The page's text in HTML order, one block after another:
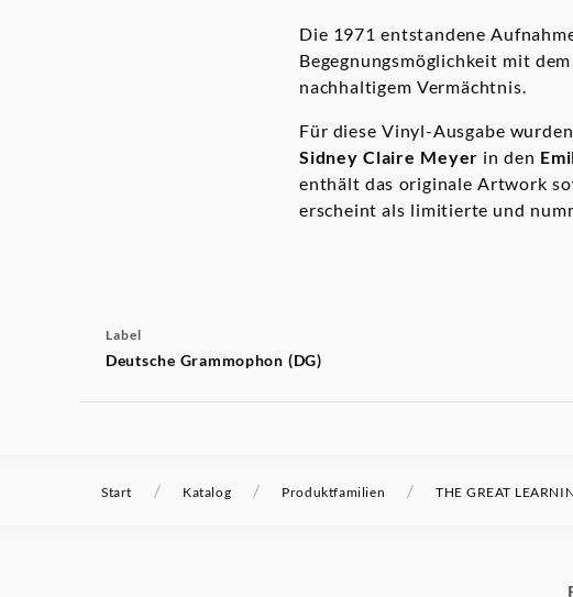
Die 1971 entstandene
Begegnungsmöglichkeit mit
nachhaltigem Vermächtnis.
Für diese Vinyl-Ausgabe
Sidney Claire Meyer in den
enthält das originale Artwork
erscheint als limitierte und
Label
Deutsche Grammophon (DG)
Start / Katalog / Produktfamilien / THE GREAT